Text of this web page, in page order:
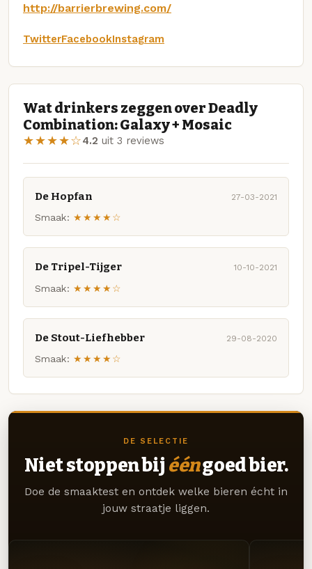
http://barrierbrewing.com/
TwitterFacebookInstagram
Wat drinkers zeggen over Deadly
Combination: Galaxy + Mosaic
★★★★☆4.2 uit 3 reviews
De Hopfan 27-03-2021
Smaak: ★★★★☆
De Tripel-Tijger 10-10-2021
Smaak: ★★★★☆
De Stout-Liefhebber 29-08-2020
Smaak: ★★★★☆
DE SELECTIE
Niet stoppen bij ééngoed bier.
Doe de smaaktest en ontdek welke bieren écht in
jouw straatje liggen.